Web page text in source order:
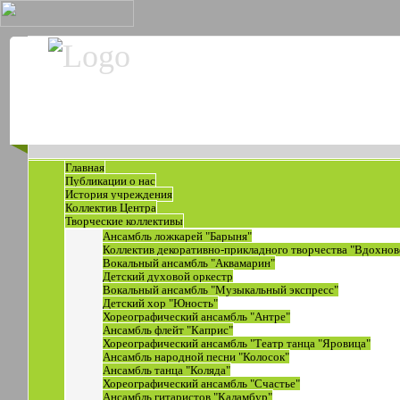
Главная
Публикации о нас
История учреждения
Коллектив Центра
Творческие коллективы
Ансамбль ложкарей "Барыня"
Коллектив декоративно-прикладного творчества
Вокальный ансамбль "Аквамарин"
Детский духовой оркестр
Вокальный ансамбль "Музыкальный экспресс"
Детский хор "Юность"
Хореографический ансамбль "Антре"
Ансамбль флейт "Каприс"
Хореографический ансамбль "Театр танца "Яровица"
Ансамбль народной песни "Колосок"
Ансамбль танца "Коляда"
Хореографический ансамбль "Счастье"
Ансамбль гитаристов "Каламбур"